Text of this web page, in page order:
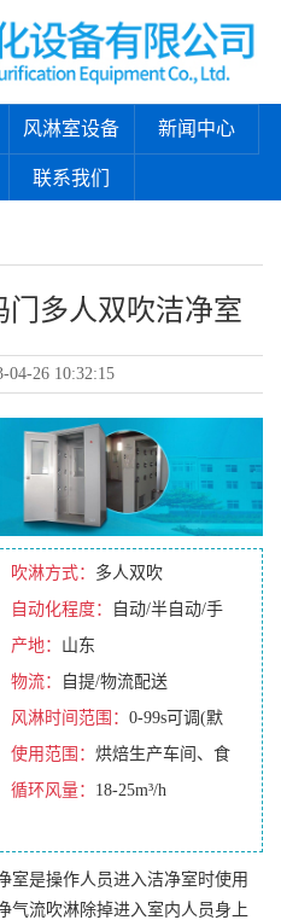
风淋室设备 新闻中心
联系我们
门多人双吹洁净室
04-26 10:32:15
吹淋方式： 多人双吹
自动化程度：
自动/半自动/手
动/全自动
产地： 山东
物流：
自提/物流配送
风淋时间范围： 0-99s可调(默
认10s)
使用范围： 烘焙生产车间、食
品厂、水厂
循环风量： 18-25m³/h
室是操作人员进入洁净室时使用
气流吹淋除掉进入室内人员身上